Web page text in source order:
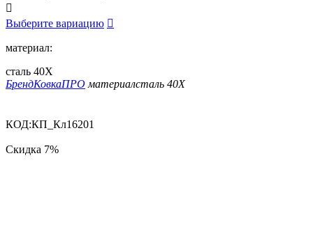

Выберите вариацию 
материал:
сталь 40Х
БрендКовкаПРО материалсталь 40Х
КОД:КП_Кл16201
Скидка 7%